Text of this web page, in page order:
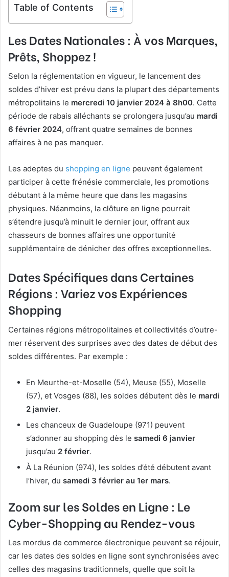
Table of Contents
Les Dates Nationales : À vos Marques,
Prêts, Shoppez !
Selon la réglementation en vigueur, le lancement des
soldes d’hiver est prévu dans la plupart des départements
métropolitains le mercredi 10 janvier 2024 à 8h00. Cette
période de rabais alléchants se prolongera jusqu’au mardi
6 février 2024, offrant quatre semaines de bonnes
affaires à ne pas manquer.
Les adeptes du shopping en ligne peuvent également
participer à cette frénésie commerciale, les promotions
débutant à la même heure que dans les magasins
physiques. Néanmoins, la clôture en ligne pourrait
s’étendre jusqu’à minuit le dernier jour, offrant aux
chasseurs de bonnes affaires une opportunité
supplémentaire de dénicher des offres exceptionnelles.
Dates Spécifiques dans Certaines
Régions : Variez vos Expériences
Shopping
Certaines régions métropolitaines et collectivités d’outre-
mer réservent des surprises avec des dates de début des
soldes différentes. Par exemple :
En Meurthe-et-Moselle (54), Meuse (55), Moselle
(57), et Vosges (88), les soldes débutent dès le mardi
2 janvier.
Les chanceux de Guadeloupe (971) peuvent
s’adonner au shopping dès le samedi 6 janvier
jusqu’au 2 février.
À La Réunion (974), les soldes d’été débutent avant
l’hiver, du samedi 3 février au 1er mars.
Zoom sur les Soldes en Ligne : Le
Cyber-Shopping au Rendez-vous
Les mordus de commerce électronique peuvent se réjouir,
car les dates des soldes en ligne sont synchronisées avec
celles des magasins traditionnels, quelle que soit la